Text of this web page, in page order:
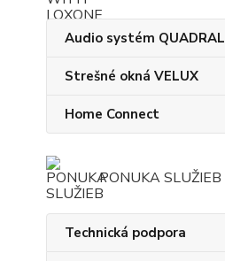
Audio systém QUADRAL
Strešné okná VELUX
Home Connect
PONUKA SLUŽIEB
Technická podpora